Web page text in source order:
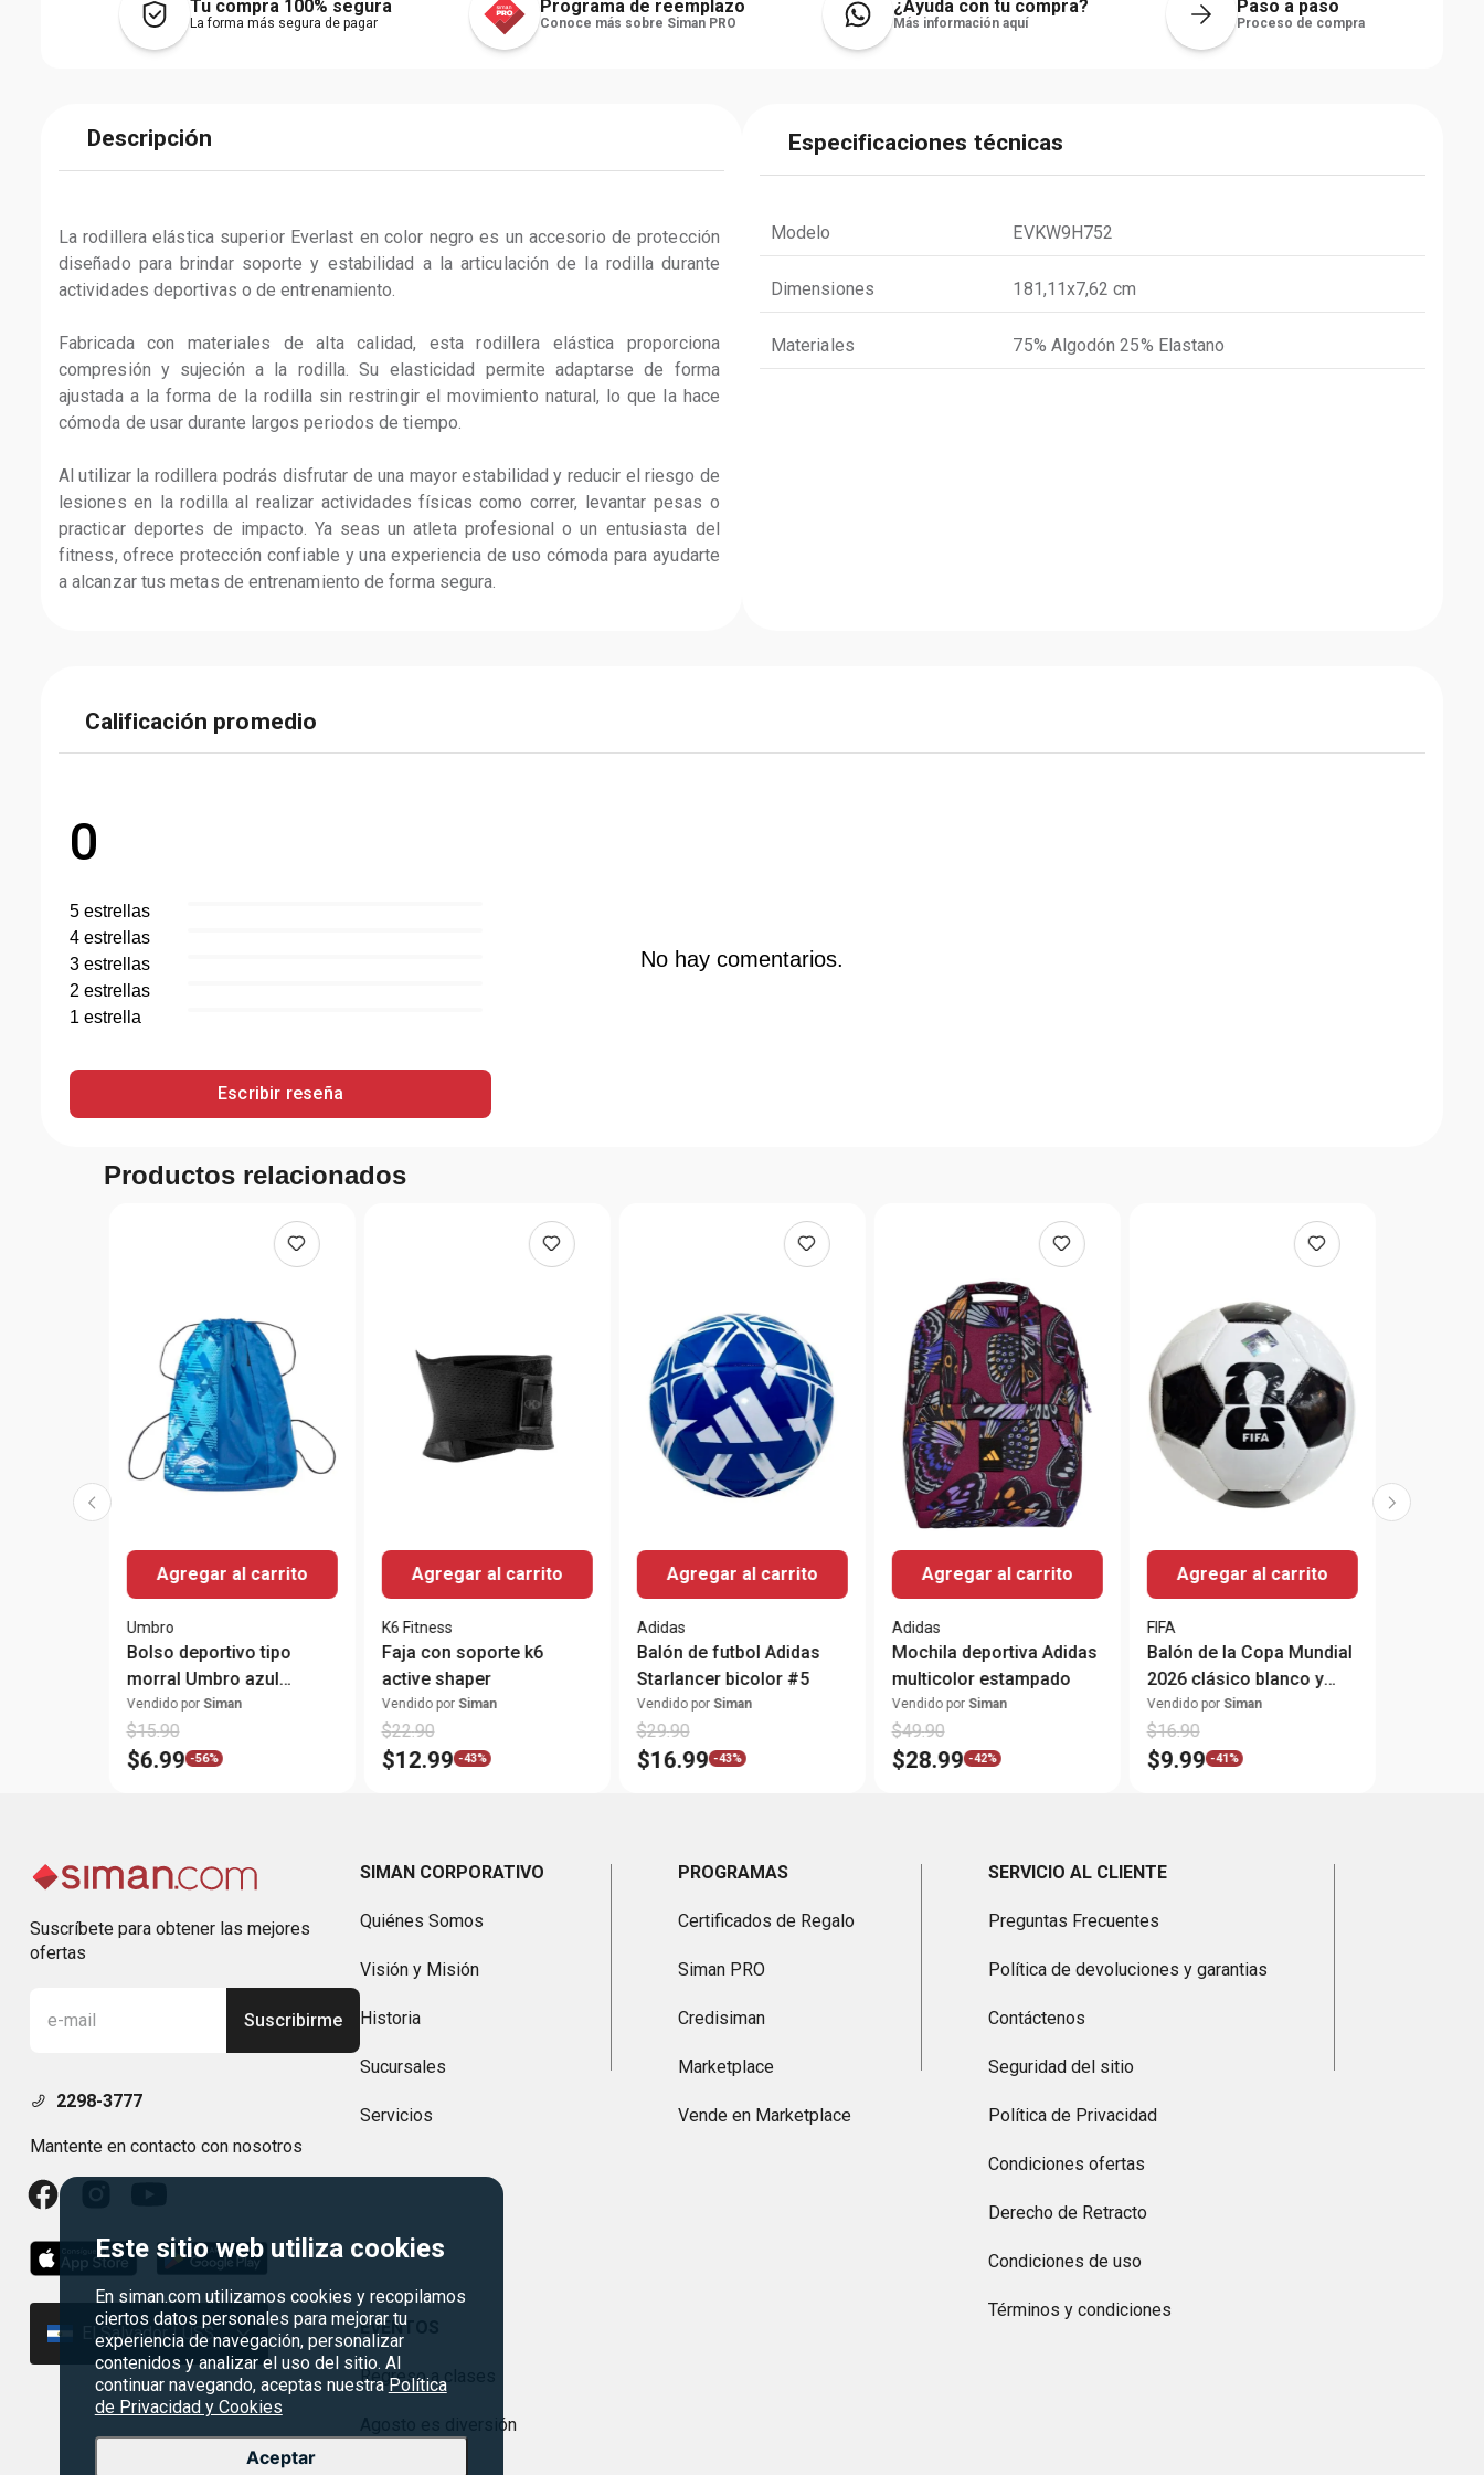
Este sitio web utiliza cookies
En siman.com utilizamos cookies y recopilamos
ciertos datos personales para mejorar tu
experiencia de navegación, personalizar
contenidos y analizar el uso del sitio. Al
continuar navegando, aceptas nuestra Política
de Privacidad y Cookies
Aceptar
Tu compra 100% segura
La forma más segura de pagar
Programa de reemplazo
Conoce más sobre Siman PRO
¿Ayuda con tu compra?
Más información aquí
Paso a paso
Proceso de compra
Descripción
La rodillera elástica superior Everlast en color negro es un accesorio de protección
diseñado para brindar soporte y estabilidad a la articulación de la rodilla durante
actividades deportivas o de entrenamiento.
Fabricada con materiales de alta calidad, esta rodillera elástica proporciona
compresión y sujeción a la rodilla. Su elasticidad permite adaptarse de forma
ajustada a la forma de la rodilla sin restringir el movimiento natural, lo que la hace
cómoda de usar durante largos periodos de tiempo.
Al utilizar la rodillera podrás disfrutar de una mayor estabilidad y reducir el riesgo de
lesiones en la rodilla al realizar actividades físicas como correr, levantar pesas o
practicar deportes de impacto. Ya seas un atleta profesional o un entusiasta del
fitness, ofrece protección confiable y una experiencia de uso cómoda para ayudarte
a alcanzar tus metas de entrenamiento de forma segura.
Especificaciones técnicas
Modelo EVKW9H752
Dimensiones 181,11x7,62 cm
Materiales 75% Algodón 25% Elastano
Calificación promedio
0
5 estrellas
4 estrellas
3 estrellas
2 estrellas
1 estrella
Escribir reseña
No hay comentarios.
Productos relacionados
Agregar al carrito
Umbro
Bolso deportivo tipo
morral Umbro azul
estampado
Vendido por Siman
$15.90
$6.99 -56%
Agregar al carrito
K6 Fitness
Faja con soporte k6
active shaper
Vendido por Siman
$22.90
$12.99 -43%
Agregar al carrito
Adidas
Balón de futbol Adidas
Starlancer bicolor #5
Vendido por Siman
$29.90
$16.99 -43%
Agregar al carrito
Adidas
Mochila deportiva Adidas
multicolor estampado
Vendido por Siman
$49.90
$28.99 -42%
Agregar al carrito
FIFA
Balón de la Copa Mundial
2026 clásico blanco y
negro #5
Vendido por Siman
$16.90
$9.99 -41%
Suscríbete para obtener las mejores
ofertas
Suscribirme
2298-3777
Mantente en contacto con nosotros
El Salvador | US$
SIMAN CORPORATIVO
Quiénes Somos
Visión y Misión
Historia
Sucursales
Servicios
PROGRAMAS
Certificados de Regalo
Siman PRO
Credisiman
Marketplace
Vende en Marketplace
SERVICIO AL CLIENTE
Preguntas Frecuentes
Política de devoluciones y garantias
Contáctenos
Seguridad del sitio
Política de Privacidad
Condiciones ofertas
Derecho de Retracto
Condiciones de uso
Términos y condiciones
EVENTOS
Regreso a clases
Agosto es diversión